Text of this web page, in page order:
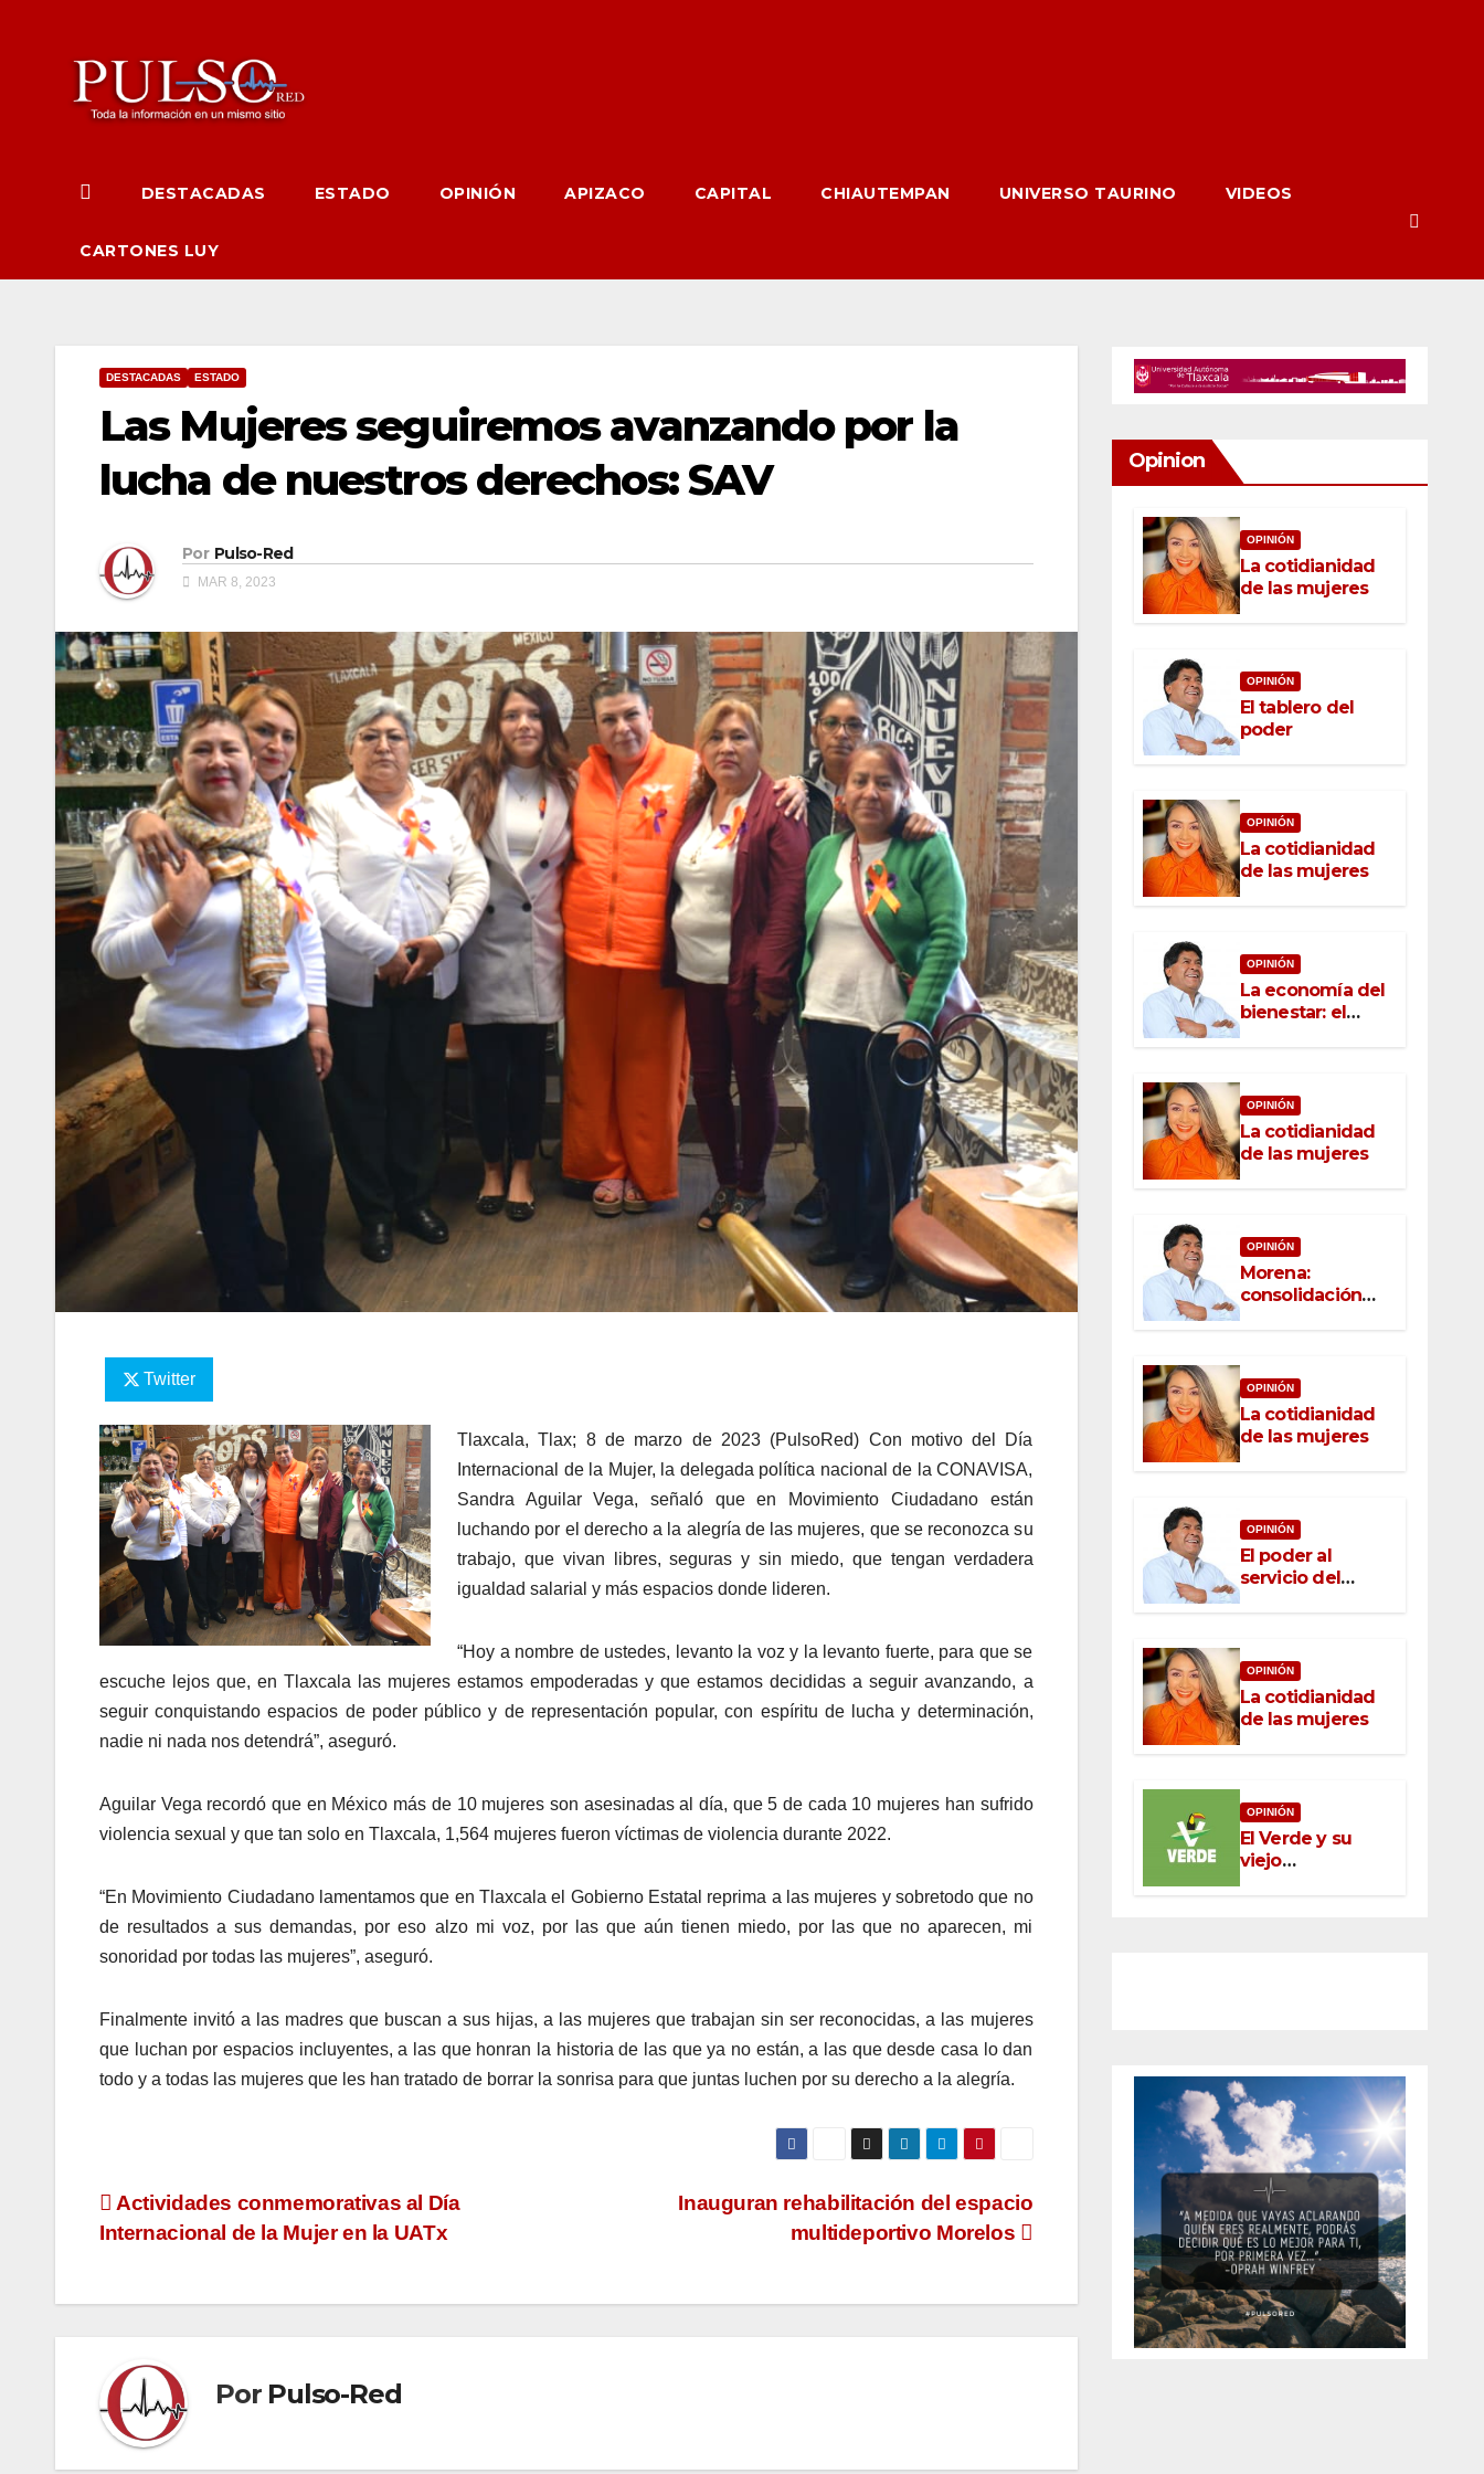
DESTACADAS ESTADO OPINIÓN APIZACO CAPITAL CHIAUTEMPAN UNIVERSO TAURINO VIDEOS
CARTONES LUY
DESTACADAS ESTADO
Las Mujeres seguiremos avanzando por la
lucha de nuestros derechos: SAV
Por Pulso-Red
MAR 8, 2023
Twitter
Tlaxcala, Tlax; 8 de marzo de 2023 (PulsoRed) Con motivo del Día
Internacional de la Mujer, la delegada política nacional de la CONAVISA,
Sandra Aguilar Vega, señaló que en Movimiento Ciudadano están
luchando por el derecho a la alegría de las mujeres, que se reconozca su
trabajo, que vivan libres, seguras y sin miedo, que tengan verdadera
igualdad salarial y más espacios donde lideren.
“Hoy a nombre de ustedes, levanto la voz y la levanto fuerte, para que se
escuche lejos que, en Tlaxcala las mujeres estamos empoderadas y que estamos decididas a seguir avanzando, a
seguir conquistando espacios de poder público y de representación popular, con espíritu de lucha y determinación,
nadie ni nada nos detendrá”, aseguró.
Aguilar Vega recordó que en México más de 10 mujeres son asesinadas al día, que 5 de cada 10 mujeres han sufrido
violencia sexual y que tan solo en Tlaxcala, 1,564 mujeres fueron víctimas de violencia durante 2022.
“En Movimiento Ciudadano lamentamos que en Tlaxcala el Gobierno Estatal reprima a las mujeres y sobretodo que no
de resultados a sus demandas, por eso alzo mi voz, por las que aún tienen miedo, por las que no aparecen, mi
sonoridad por todas las mujeres”, aseguró.
Finalmente invitó a las madres que buscan a sus hijas, a las mujeres que trabajan sin ser reconocidas, a las mujeres
que luchan por espacios incluyentes, a las que honran la historia de las que ya no están, a las que desde casa lo dan
todo y a todas las mujeres que les han tratado de borrar la sonrisa para que juntas luchen por su derecho a la alegría.
Navegación
entradas
Inauguran rehabilitación del espacio
multideportivo Morelos
Actividades conmemorativas al Día
Internacional de la Mujer en la UATx
Por Pulso-Red
Opinion
OPINIÓN
La cotidianidad
de las mujeres
OPINIÓN
El tablero del
poder
OPINIÓN
La cotidianidad
de las mujeres
OPINIÓN
La economía del
bienestar: el
nuevo rostro del
OPINIÓN
La cotidianidad
de las mujeres
OPINIÓN
Morena:
consolidación
con raíz, rumbo
OPINIÓN
La cotidianidad
de las mujeres
OPINIÓN
El poder al
servicio del
pueblo: la nueva
México
OPINIÓN
La cotidianidad
de las mujeres
OPINIÓN
El Verde y su
viejo
oportunismo